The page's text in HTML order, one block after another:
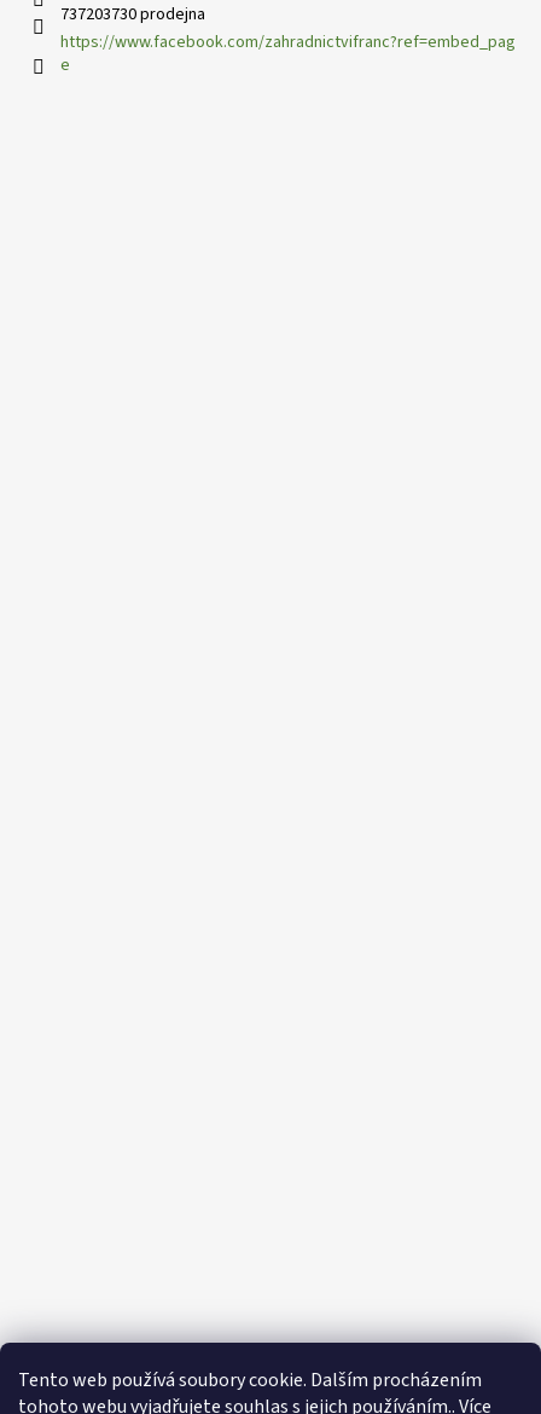
Tento web používá soubory cookie. Dalším procházením
tohoto webu vyjadřujete souhlas s jejich používáním.. Více
737203730 prodejna
https://www.facebook.com/zahradnictvifranc?ref=embed_pag
e